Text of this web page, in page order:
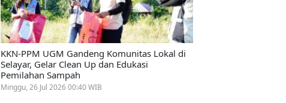
KKN-PPM UGM Gandeng Komunitas Lokal di
Selayar, Gelar Clean Up dan Edukasi
Pemilahan Sampah
Minggu, 26 Jul 2026 00:40 WIB